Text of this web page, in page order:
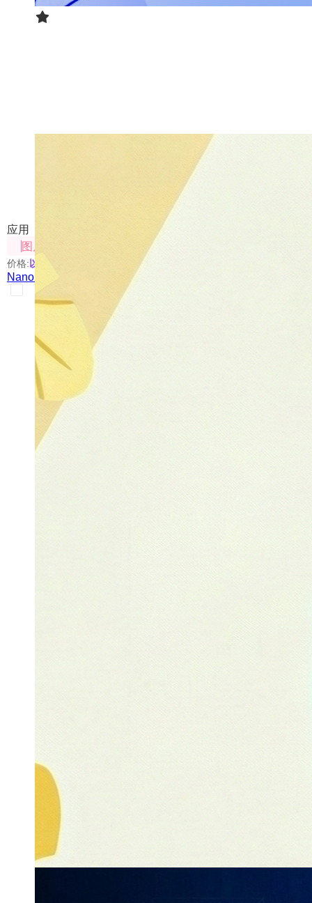
Nano Banana Canvas
对图像进行编辑，包括标注、拼接等，也可通过提示词
应用
图片处理
价格:以具体使用的模型为准
Nano Banana Canvas